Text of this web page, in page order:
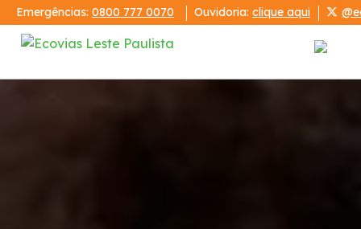
Emergências: 0800 777 0070 Ouvidoria: clique aqui